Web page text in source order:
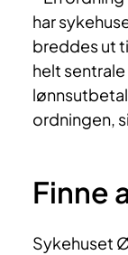
har
breddes ut
helt
ordningen,
Finne
Sykehuset